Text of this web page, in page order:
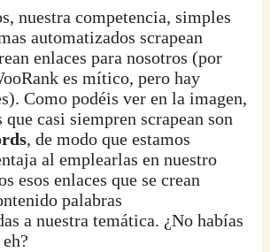
nuestra competencia, simples
automatizados scrapean
enlaces para nosotros (por
es mítico, pero hay
Como podéis ver en la imagen,
que casi siempren scrapean son
, de modo que estamos
al emplearlas en nuestro
esos enlaces que se crean
palabras
a nuestra temática. ¿No habías